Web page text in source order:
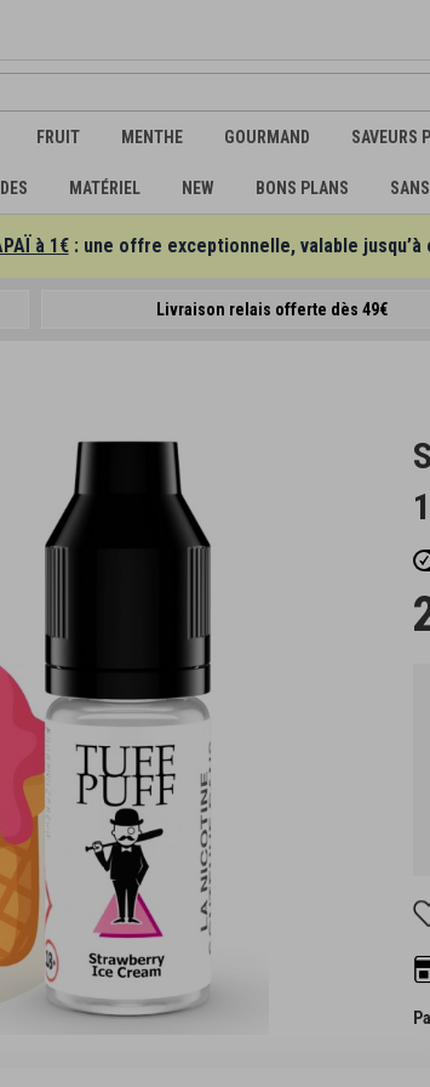
FRUIT MENTHE GOURMAND SAVEURS
MATÉRIEL NEW BONS PLANS
à 1€ : une offre exceptionnelle, valable
Livraison relais offerte dès 49€